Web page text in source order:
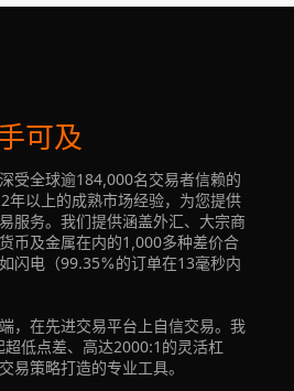
可及
受全球逾184,000名交易者信赖的
以上的成熟市场经验，为您提供
服务。我们提供涵盖外汇、大宗商
币及金属在内的1,000多种差价合
闪电（99.35%的订单在13毫秒内
，在先进交易平台上自信交易。我
低点差、高达2000:1的灵活杠
策略打造的专业工具。